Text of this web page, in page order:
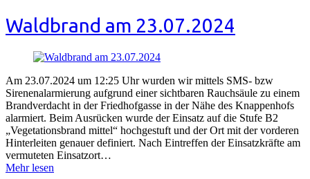
Waldbrand am 23.07.2024
Am 23.07.2024 um 12:25 Uhr wurden wir mittels SMS- bzw
Sirenenalarmierung aufgrund einer sichtbaren Rauchsäule zu einem
Brandverdacht in der Friedhofgasse in der Nähe des Knappenhofs
alarmiert. Beim Ausrücken wurde der Einsatz auf die Stufe B2
„Vegetationsbrand mittel“ hochgestuft und der Ort mit der vorderen
Hinterleiten genauer definiert. Nach Eintreffen der Einsatzkräfte am
vermuteten Einsatzort…
Mehr lesen